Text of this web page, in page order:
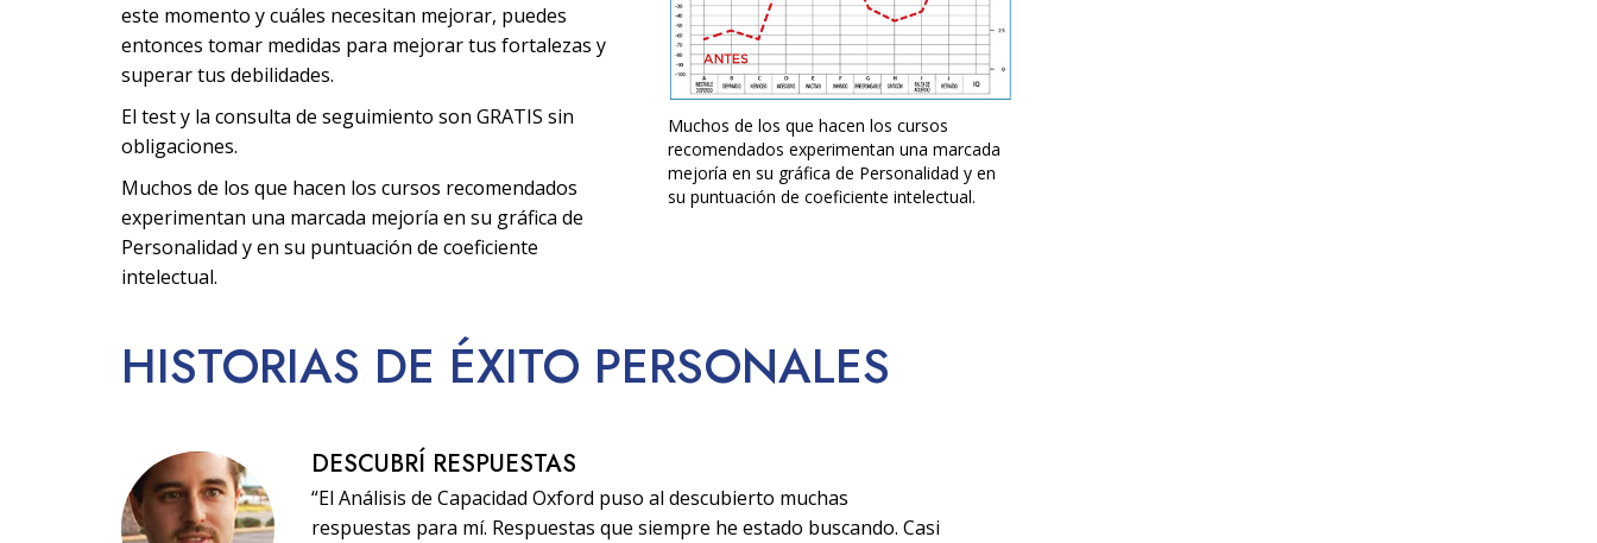
este momento y cuáles necesitan mejorar, puedes
entonces tomar medidas para mejorar tus fortalezas y
superar tus debilidades.
El test y la consulta de seguimiento son GRATIS sin
obligaciones.
Muchos de los que hacen los cursos recomendados
experimentan una marcada mejoría en su gráfica de
Personalidad y en su puntuación de coeficiente
intelectual.
Muchos de los que hacen los cursos
recomendados experimentan una marcada
mejoría en su gráfica de Personalidad y en
su puntuación de coeficiente intelectual.
HISTORIAS DE ÉXITO PERSONALES
DESCUBRÍ RESPUESTAS
“El Análisis de Capacidad Oxford puso al descubierto muchas
respuestas para mí. Respuestas que siempre he estado buscando. Casi